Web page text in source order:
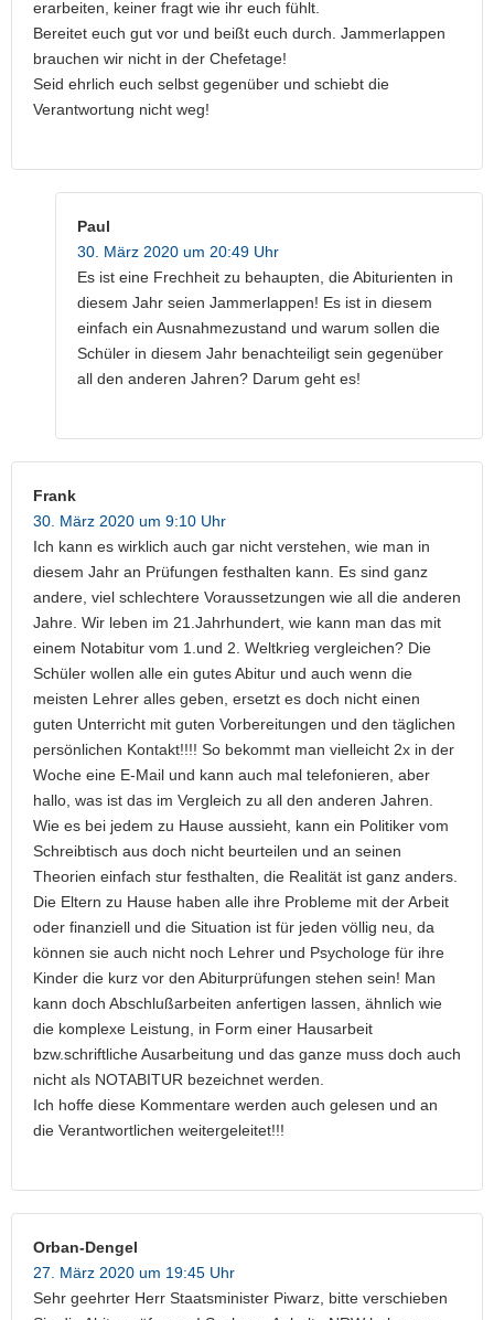
erarbeiten, keiner fragt wie ihr euch fühlt.
Bereitet euch gut vor und beißt euch durch. Jammerlappen
brauchen wir nicht in der Chefetage!
Seid ehrlich euch selbst gegenüber und schiebt die
Verantwortung nicht weg!
Paul
30. März 2020 um 20:49 Uhr
Es ist eine Frechheit zu behaupten, die Abiturienten in
diesem Jahr seien Jammerlappen! Es ist in diesem
einfach ein Ausnahmezustand und warum sollen die
Schüler in diesem Jahr benachteiligt sein gegenüber
all den anderen Jahren? Darum geht es!
Frank
30. März 2020 um 9:10 Uhr
Ich kann es wirklich auch gar nicht verstehen, wie man in
diesem Jahr an Prüfungen festhalten kann. Es sind ganz
andere, viel schlechtere Voraussetzungen wie all die anderen
Jahre. Wir leben im 21.Jahrhundert, wie kann man das mit
einem Notabitur vom 1.und 2. Weltkrieg vergleichen? Die
Schüler wollen alle ein gutes Abitur und auch wenn die
meisten Lehrer alles geben, ersetzt es doch nicht einen
guten Unterricht mit guten Vorbereitungen und den täglichen
persönlichen Kontakt!!!! So bekommt man vielleicht 2x in der
Woche eine E-Mail und kann auch mal telefonieren, aber
hallo, was ist das im Vergleich zu all den anderen Jahren.
Wie es bei jedem zu Hause aussieht, kann ein Politiker vom
Schreibtisch aus doch nicht beurteilen und an seinen
Theorien einfach stur festhalten, die Realität ist ganz anders.
Die Eltern zu Hause haben alle ihre Probleme mit der Arbeit
oder finanziell und die Situation ist für jeden völlig neu, da
können sie auch nicht noch Lehrer und Psychologe für ihre
Kinder die kurz vor den Abiturprüfungen stehen sein! Man
kann doch Abschlußarbeiten anfertigen lassen, ähnlich wie
die komplexe Leistung, in Form einer Hausarbeit
bzw.schriftliche Ausarbeitung und das ganze muss doch auch
nicht als NOTABITUR bezeichnet werden.
Ich hoffe diese Kommentare werden auch gelesen und an
die Verantwortlichen weitergeleitet!!!
Orban-Dengel
27. März 2020 um 19:45 Uhr
Sehr geehrter Herr Staatsminister Piwarz, bitte verschieben